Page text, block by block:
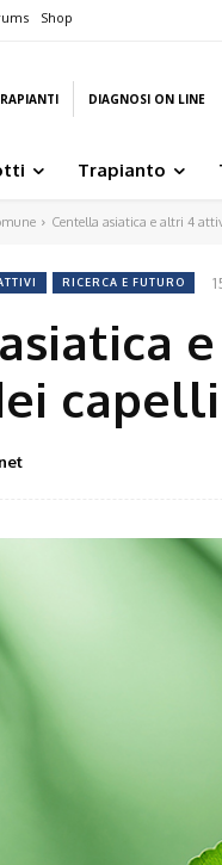
Shop
DIAGNOSI ON LINE
Trapianto
Centella asiatica e altri 4
RICERCA E FUTURO
capelli